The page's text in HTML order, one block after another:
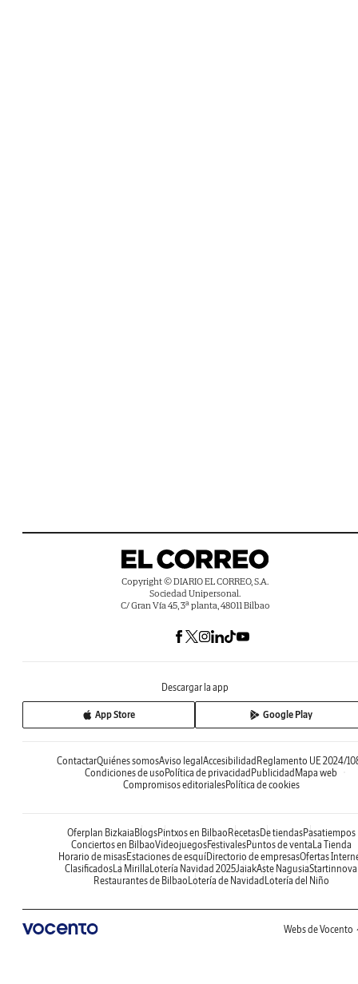
Copyright © DIARIO EL CORREO, S.A.
Sociedad Unipersonal.
C/ Gran Vía 45, 3ª planta, 48011 Bilbao
Descargar la app
App Store Google Play
ContactarQuiénes somosAviso legal Accesibilidad Reglamento UE 2024/
Condiciones de uso Política de privacidad Publicidad Mapa web
Compromisos editorialesPolítica de cookies
Oferplan Bizkaia BlogsPintxos en Bilbao RecetasDe tiendasPasatiempos
Conciertos en BilbaoVideojuegosFestivalesPuntos de venta La Tienda
Horario de misasEstaciones de esquíDirectorio de empresasOfertas
Clasificados La Mirilla Lotería Navidad 2025JaiakAste NagusiaStartinnova
Restaurantes de Bilbao Lotería de Navidad Lotería del Niño
Webs de Vocento